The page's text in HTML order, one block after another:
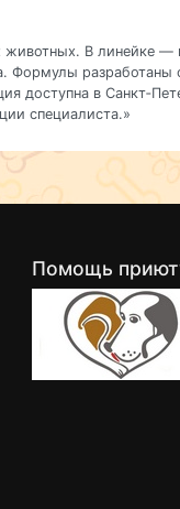
животных. В линейке —
Формулы разработаны
доступна в
специалиста.»
Помощь